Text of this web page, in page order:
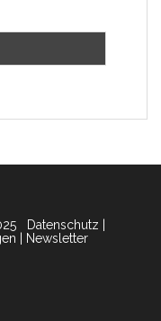
Datenschutz
Newsletter